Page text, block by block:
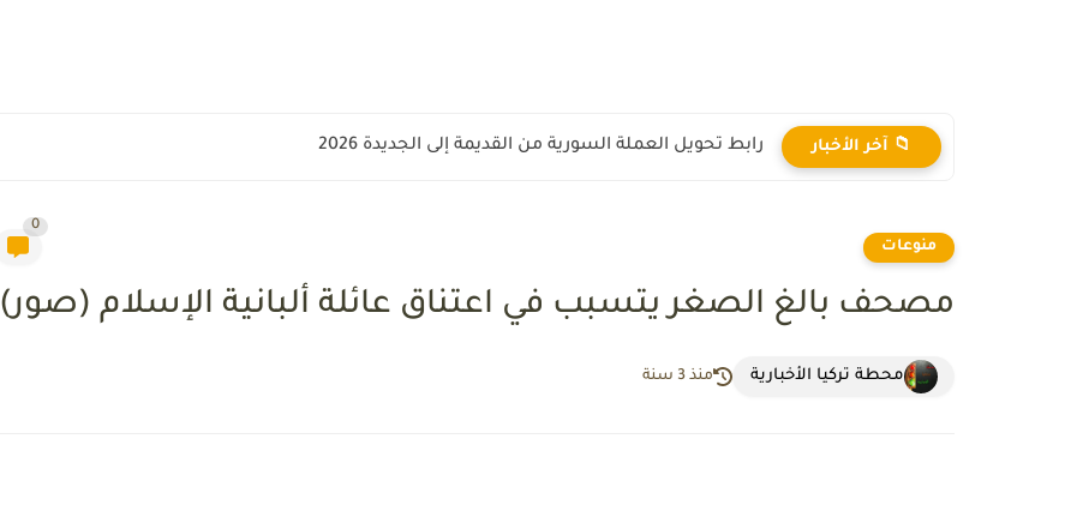
📁 آخر الأخبار رابط تحويل العملة السورية من القديمة إلى الجديدة 2026
منوعات
0
مصحف بالغ الصغر يتسبب في اعتناق عائلة ألبانية الإسلام (صور)
محطة تركيا الأخبارية منذ 3 سنة